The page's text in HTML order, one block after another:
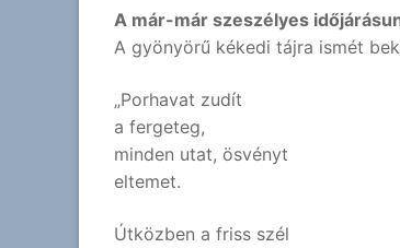
A már-már szeszélyes
A gyönyörű kékedi tájra ismét
„Porhavat zudít
a fergeteg,
minden utat, ösvényt
eltemet.
Útközben a friss szél